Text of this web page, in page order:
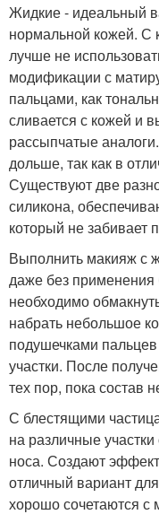
Жидкие - идеальный
нормальной кожей. С
лучше не
модификации с
пальцами, как
сливается с кожей и
рассыпчатые
дольше, так как в
Существуют две
силикона,
который не забивает
Выполнить макияж с
даже без
необходимо
набрать небольшое
подушечками
участки. После
тех пор, пока состав
С блестящими
на различные
носа. Создают
отличный вариант
хорошо сочетаются с